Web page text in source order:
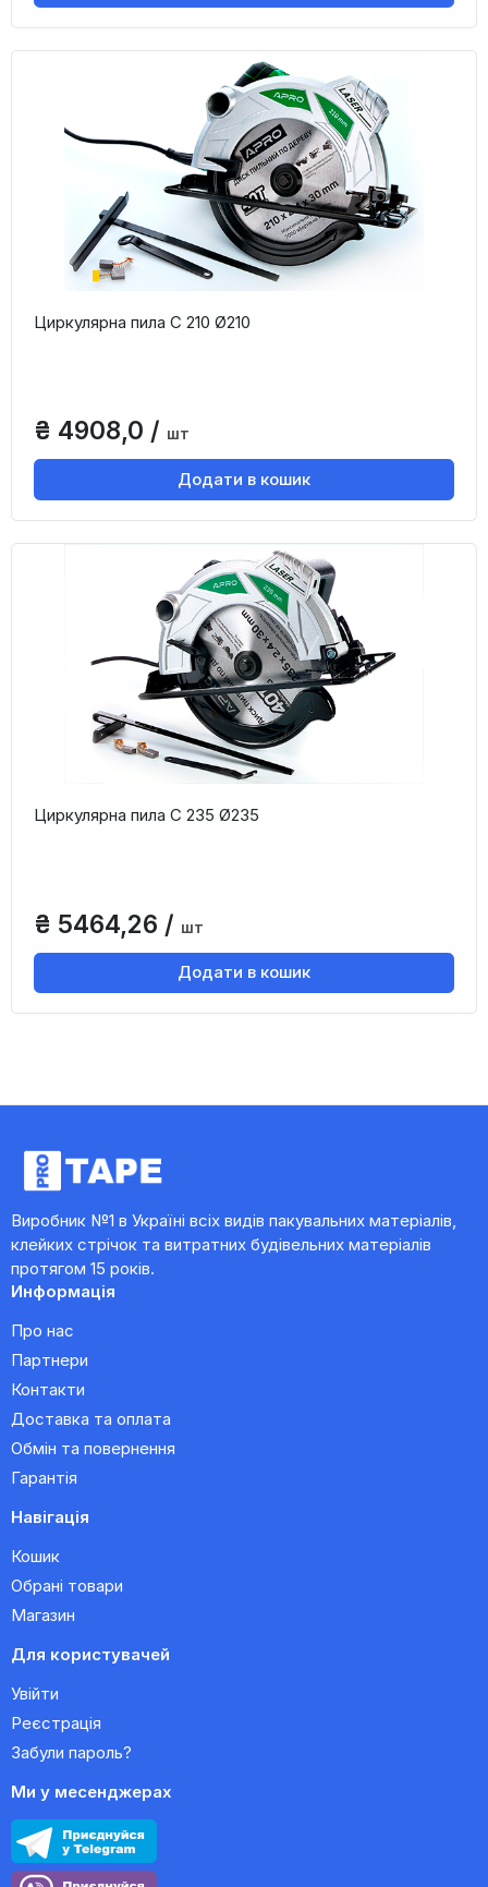
Циркулярна пила С 210 Ø210
₴ 4908,0 / шт
Додати в кошик
Циркулярна пила С 235 Ø235
₴ 5464,26 / шт
Додати в кошик
Виробник №1 в Україні всіх видів пакувальних матеріалів,
клейких стрічок та витратних будівельних матеріалів
протягом 15 років.
Информація
Про нас
Партнери
Контакти
Доставка та оплата
Обмін та повернення
Гарантія
Навігація
Кошик
Обрані товари
Магазин
Для користувачей
Увійти
Реєстрація
Забули пароль?
Ми у месенджерах